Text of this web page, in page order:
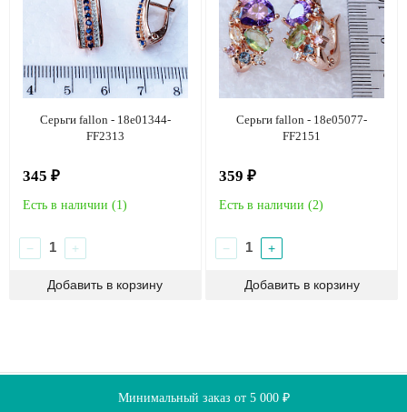
Минимальный заказ от 5 000 ₽
Серьги fallon - 18e01344-
FF2313
345 ₽
Есть в наличии (1)
− +
Серьги fallon - 18e05077-
FF2151
359 ₽
Есть в наличии (2)
− +
О компании Доставка Оплата Скидки